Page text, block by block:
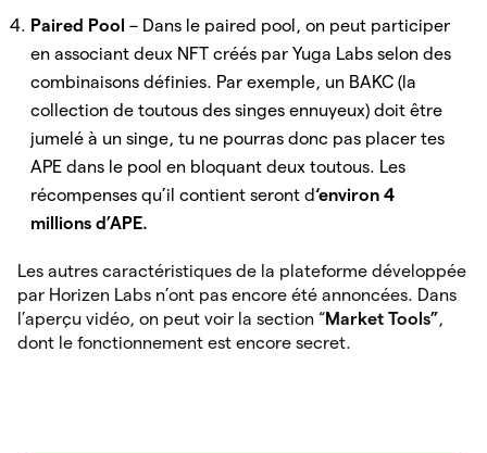
Paired Pool – Dans le paired pool, on peut participer
en associant deux NFT créés par Yuga Labs selon des
combinaisons définies. Par exemple, un BAKC (la
collection de toutous des singes ennuyeux) doit être
jumelé à un singe, tu ne pourras donc pas placer tes
APE dans le pool en bloquant deux toutous. Les
récompenses qu’il contient seront d‘environ 4
millions d’APE.
Les autres caractéristiques de la plateforme développée
par Horizen Labs n’ont pas encore été annoncées. Dans
l’aperçu vidéo, on peut voir la section “Market Tools”,
dont le fonctionnement est encore secret.